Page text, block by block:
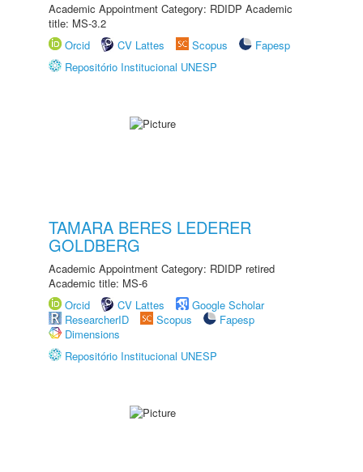
Academic Appointment Category: RDIDP Academic
title: MS-3.2
Orcid
CV Lattes Scopus
Fapesp
Repositório Institucional UNESP
TAMARA BERES LEDERER
GOLDBERG
Academic Appointment Category: RDIDP retired
Academic title: MS-6
Orcid
CV Lattes
Google Scholar
ResearcherID
Scopus
Fapesp
Dimensions
Repositório Institucional UNESP